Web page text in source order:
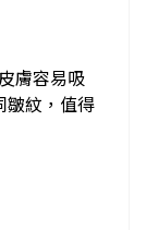
膚容易吸
皺紋，值得